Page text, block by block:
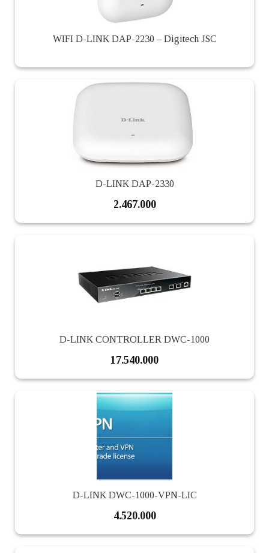
WIFI D-LINK DAP-2230 – Digitech JSC
D-LINK DAP-2330
2.467.000
D-LINK CONTROLLER DWC-1000
17.540.000
D-LINK DWC-1000-VPN-LIC
4.520.000